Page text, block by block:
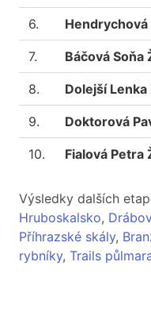
6. Hendrychová
7. Báčová Soňa
8. Dolejší Lenka
9. Doktorová
10. Fialová Petra
Výsledky dalších etap
Hruboskalsko,
Příhrazské skály,
rybníky, Trails